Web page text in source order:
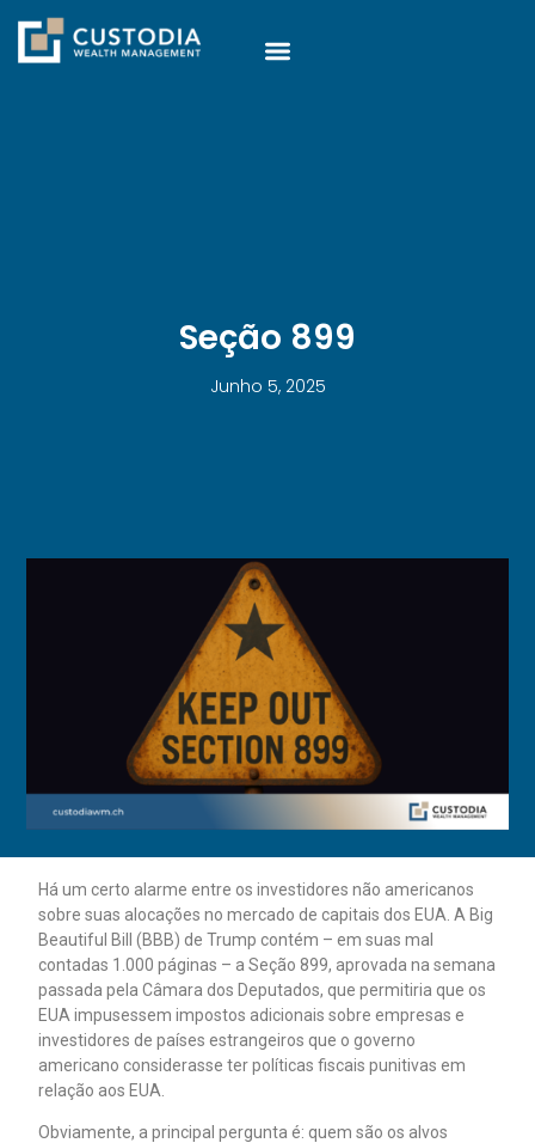
Seção 899
Junho 5, 2025
Há um certo alarme entre os investidores não americanos
sobre suas alocações no mercado de capitais dos EUA. A Big
Beautiful Bill (BBB) de Trump contém – em suas mal
contadas 1.000 páginas – a Seção 899, aprovada na semana
passada pela Câmara dos Deputados, que permitiria que os
EUA impusessem impostos adicionais sobre empresas e
investidores de países estrangeiros que o governo
americano considerasse ter políticas fiscais punitivas em
relação aos EUA.
Obviamente, a principal pergunta é: quem são os alvos